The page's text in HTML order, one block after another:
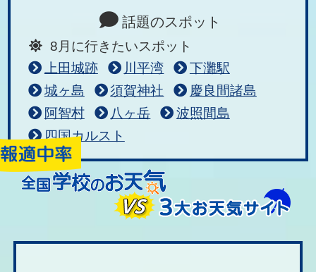
話題のスポット
8月に行きたいスポット
上田城跡
川平湾
下灘駅
城ヶ島
須賀神社
慶良間諸島
阿智村
八ヶ岳
波照間島
四国カルスト